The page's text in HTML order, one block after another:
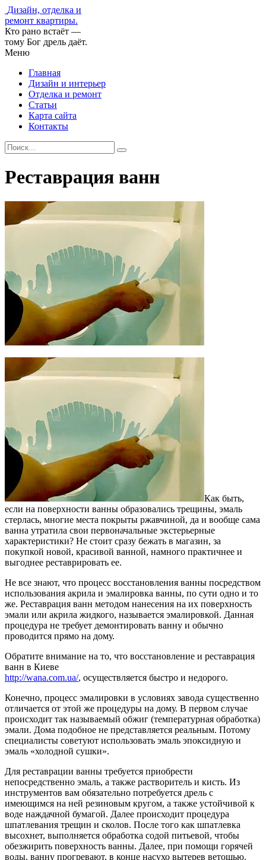
Дизайн, отделка и
ремонт квартиры.
Кто рано встаёт —
тому Бог дрель даёт.
Меню
Главная
Дизайн и интерьер
Отделка и ремонт
Статьи
Карта сайта
Контакты
Реставрация ванн
Как быть,
если на поверхности ванны образовались трещины, эмаль
стерлась, многие места покрыты ржавчиной, да и вообще сама
ванна утратила свои первоначальные экстерьерные
характеристики? Не стоит сразу бежать в магазин, за
покупкой новой, красивой ванной, намного практичнее и
выгоднее реставрировать ее.
Не все знают, что процесс восстановления ванны посредством
использования акрила и эмалировка ванны, по сути одно и то
же. Реставрация ванн методом нанесения на их поверхность
эмали или акрила жидкого, называется эмалировкой. Данная
процедура не требует демонтировать ванну и обычно
проводится прямо на дому.
Обратите внимание на то, что восстановление и реставрация
ванн в Киеве
http://wana.com.ua/, осуществляется быстро и недорого.
Конечно, процесс эмалировки в условиях завода существенно
отличается от этой же процедуры на дому. В первом случае
происходит так называемый обжиг (температурная обработка)
эмали. Дома подобное не представляется реальным. Потому
специалисты советуют использовать эмаль эпоксидную и
эмаль «холодной сушки».
Для реставрации ванны требуется приобрести
непосредственно эмаль, а также растворитель и кисть. Из
инструментов вам обязательно потребуется дрель с
имеющимся на ней резиновым кругом, а также устойчивой к
воде наждачной бумагой. Далее происходит процедура
шпатлевания трещин и сколов. После того как шпатлевка
высохнет, выполняется обработка содой питьевой, чтобы
обезжирить поверхность ванны. Далее, при помощи горячей
воды, ванну прогревают, в конце насухо вытерев ветошью.